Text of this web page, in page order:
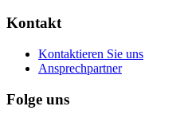
Kontakt
Kontaktieren Sie uns
Ansprechpartner
Folge uns